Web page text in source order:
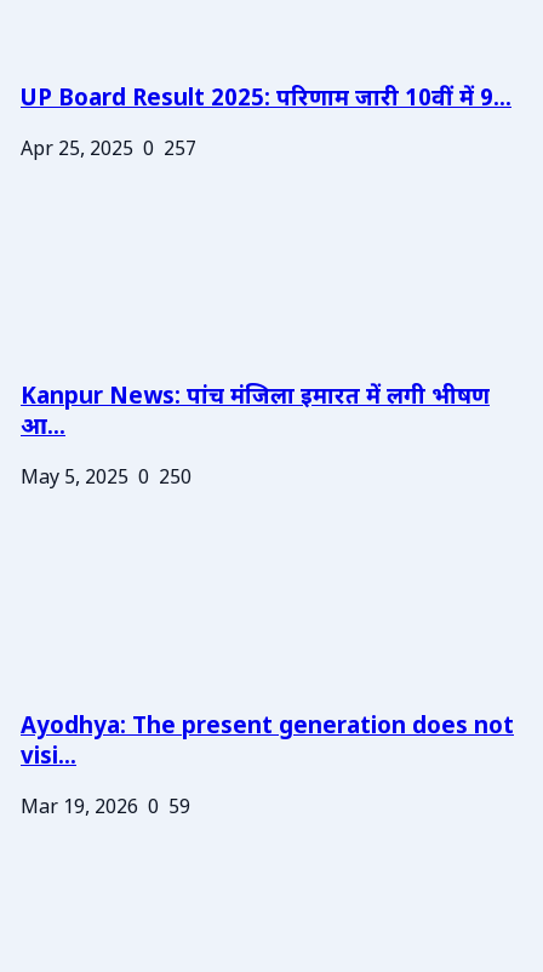
UP Board Result 2025: परिणाम जारी 10वीं में 9...
Apr 25, 2025 0 257
Kanpur News: पांच मंजिला इमारत में लगी भीषण
आ...
May 5, 2025 0 250
Ayodhya: The present generation does not
visi...
Mar 19, 2026 0 59